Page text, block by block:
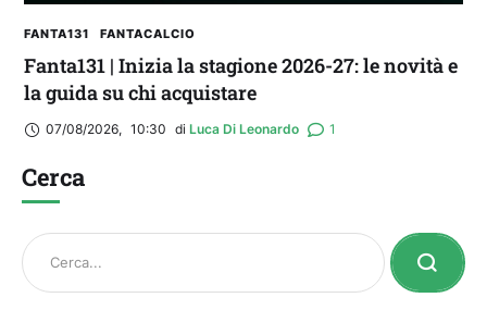
FANTA131 FANTACALCIO
Fanta131 | Inizia la stagione 2026-27: le novità e
la guida su chi acquistare
07/08/2026, 10:30 di Luca Di Leonardo 1
Cerca